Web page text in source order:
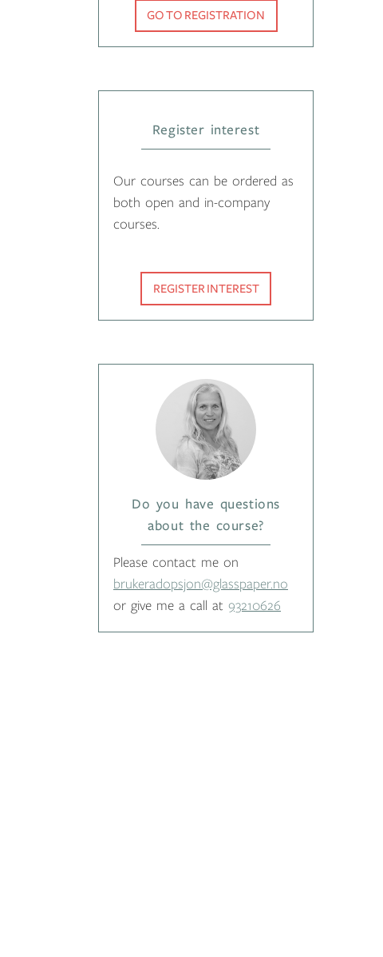
GO TO REGISTRATION
Register interest
Our courses can be ordered as
both open and in-company
courses.
REGISTER INTEREST
Do you have questions
about the course?
Please contact me on
brukeradopsjon@glasspaper.no
or give me a call at 93210626